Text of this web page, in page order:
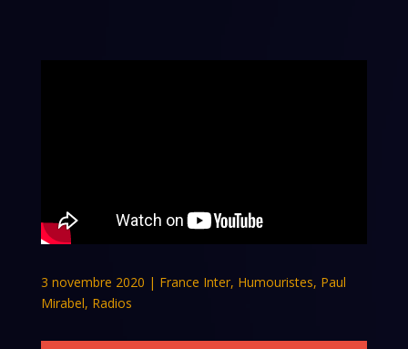
3 novembre 2020 | France Inter, Humouristes, Paul
Mirabel, Radios